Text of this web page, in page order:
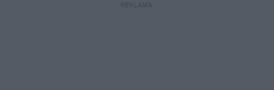
REKLAMA